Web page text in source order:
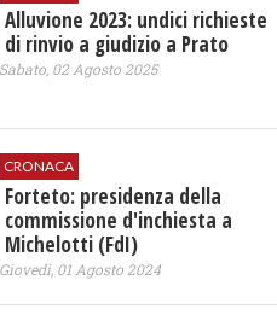
Alluvione 2023: undici richieste
di rinvio a giudizio a Prato
Sabato, 02 Agosto 2025
CRONACA
Forteto: presidenza della
commissione d'inchiesta a
Michelotti (FdI)
Giovedì, 01 Agosto 2024